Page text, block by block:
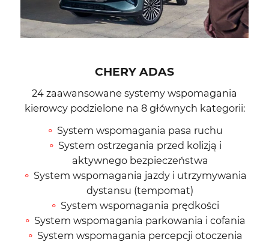
CHERY ADAS
24 zaawansowane systemy wspomagania
kierowcy podzielone na 8 głównych kategorii:
System wspomagania pasa ruchu
System ostrzegania przed kolizją i
aktywnego bezpieczeństwa
System wspomagania jazdy i utrzymywania
dystansu (tempomat)
System wspomagania prędkości
System wspomagania parkowania i cofania
System wspomagania percepcji otoczenia